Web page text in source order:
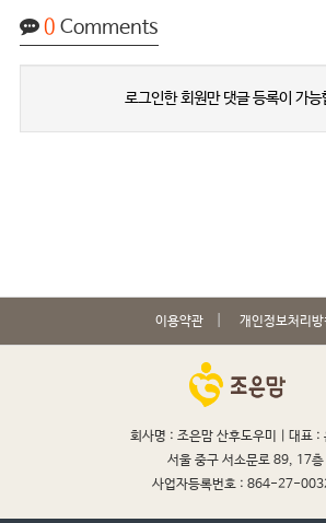
0 Comments
로그인한 회원만 댓글 등록이 가능
이용약관 개인정보처리방
회사명 : 조은맘 산후도우미 | 대표 :
서울 중구 서소문로 89, 17층
사업자등록번호 : 864-27-